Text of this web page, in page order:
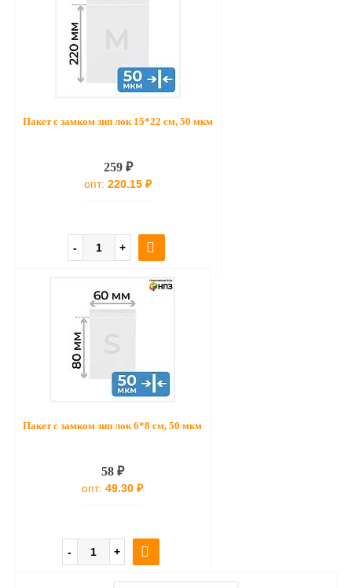
Пакет с замком зип лок 15*22 см, 50 мкм
259 ₽
опт: 220.15 ₽
Пакет с замком зип лок 6*8 см, 50 мкм
58 ₽
опт: 49.30 ₽